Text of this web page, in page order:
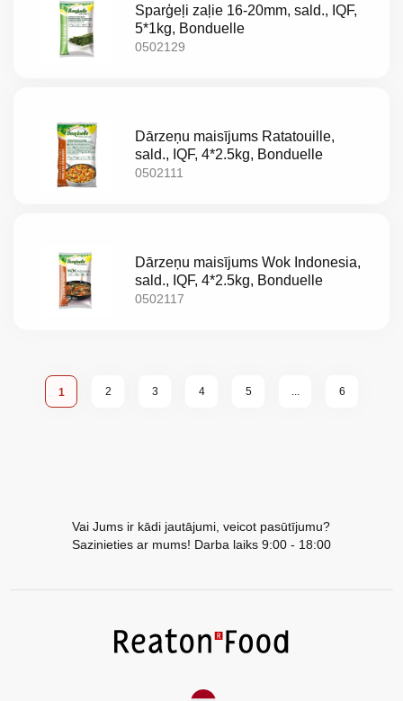
Sparģeļi zaļie 16-20mm, sald., IQF,
5*1kg, Bonduelle
0502129
Dārzeņu maisījums Ratatouille,
sald., IQF, 4*2.5kg, Bonduelle
0502111
Dārzeņu maisījums Wok Indonesia,
sald., IQF, 4*2.5kg, Bonduelle
0502117
You're currently reading page
1 Lapa
2 Lapa
3 Lapa
4 Lapa
5 ... Lapa
6
Vai Jums ir kādi jautājumi, veicot pasūtījumu?
Sazinieties ar mums! Darba laiks 9:00 - 18:00